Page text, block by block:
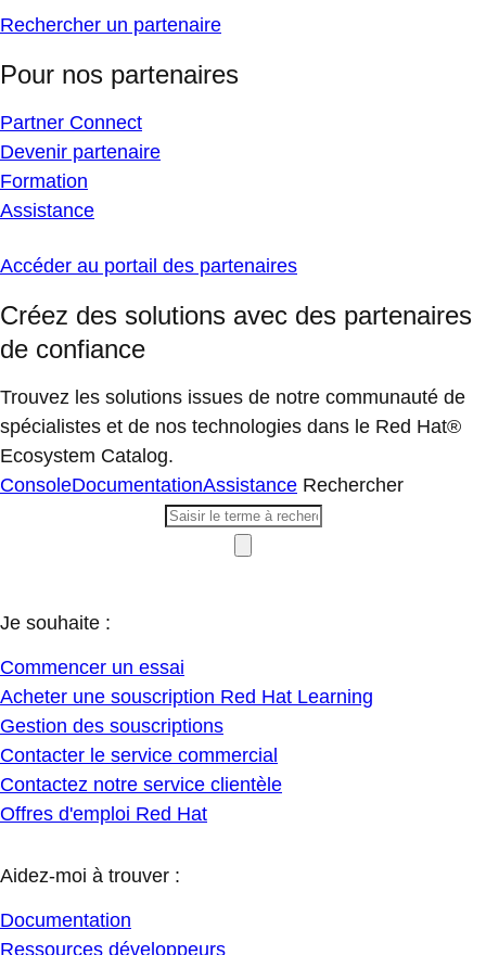
Rechercher un partenaire
Pour nos partenaires
Partner Connect
Devenir partenaire
Formation
Assistance
Accéder au portail des partenaires
Créez des solutions avec des partenaires
de confiance
Trouvez les solutions issues de notre communauté de
spécialistes et de nos technologies dans le Red Hat®
Ecosystem Catalog.
ConsoleDocumentationAssistance Rechercher
Je souhaite :
Commencer un essai
Acheter une souscription Red Hat Learning
Gestion des souscriptions
Contacter le service commercial
Contactez notre service clientèle
Offres d'emploi Red Hat
Aidez-moi à trouver :
Documentation
Ressources développeurs